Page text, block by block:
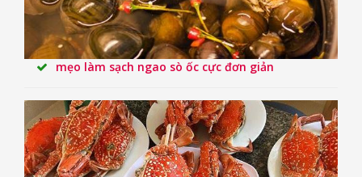
mẹo làm sạch ngao sò ốc cực đơn giản